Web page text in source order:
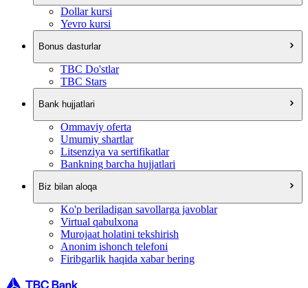
Dollar kursi
Yevro kursi
Bonus dasturlar
TBC Do'stlar
TBC Stars
Bank hujjatlari
Ommaviy oferta
Umumiy shartlar
Litsenziya va sertifikatlar
Bankning barcha hujjatlari
Biz bilan aloqa
Ko'p beriladigan savollarga javoblar
Virtual qabulxona
Murojaat holatini tekshirish
Anonim ishonch telefoni
Firibgarlik haqida xabar bering